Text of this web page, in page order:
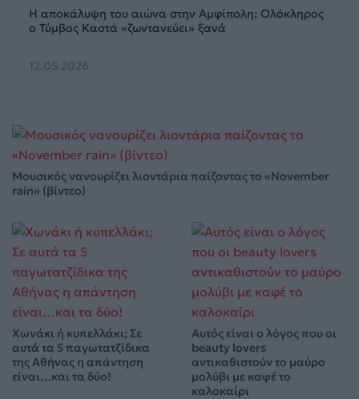
Η αποκάλυψη του αιώνα στην Αμφίπολη: Ολόκληρος
ο Τύμβος Καστά «ζωντανεύει» ξανά
12.05.2026
Μουσικός νανουρίζει λιοντάρια παίζοντας το «November
rain» (βίντεο)
Χωνάκι ή κυπελλάκι; Σε
αυτά τα 5 παγωτατζίδικα
της Αθήνας η απάντηση
είναι…και τα δύο!
Αυτός είναι ο λόγος που οι
beauty lovers
αντικαθιστούν το μαύρο
μολύβι με καφέ το
καλοκαίρι